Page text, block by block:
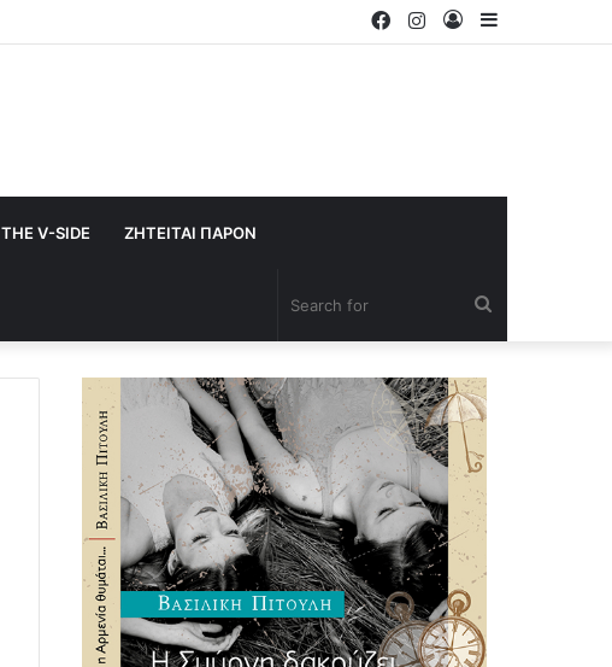
Log
Instagram
Facebook
THE V-SIDE ΖΗΤΕΙΤΑΙ ΠΑΡΟΝ